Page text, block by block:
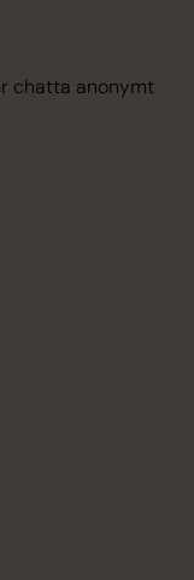
chatta anonymt